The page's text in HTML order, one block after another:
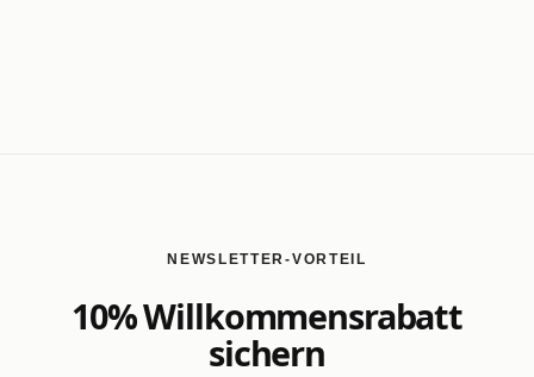
NEWSLETTER-VORTEIL
10% Willkommensrabatt
sichern